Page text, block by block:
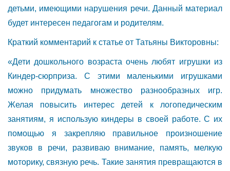
детьми, имеющими нарушения речи. Данный материал
будет интересен педагогам и родителям.
Краткий комментарий к статье от Татьяны Викторовны:
«Дети дошкольного возраста очень любят игрушки из
Киндер-сюрприза. С этими маленькими игрушками
можно придумать множество разнообразных игр.
Желая повысить интерес детей к логопедическим
занятиям, я использую киндеры в своей работе. С их
помощью я закрепляю правильное произношение
звуков в речи, развиваю внимание, память, мелкую
моторику, связную речь. Такие занятия превращаются в